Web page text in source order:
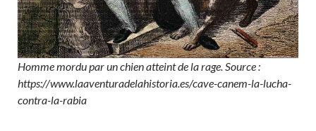
Homme mordu par un chien atteint de la rage. Source :
https://www.laaventuradelahistoria.es/cave-canem-la-lucha-
contra-la-rabia